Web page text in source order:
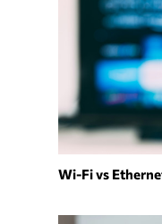
Wi-Fi vs